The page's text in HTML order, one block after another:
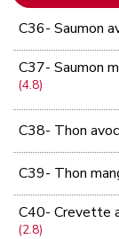
C36- Saumon
C37- Saumon
(4.8)
C38- Thon
C39- Thon
C40- Crevette
(2.8)